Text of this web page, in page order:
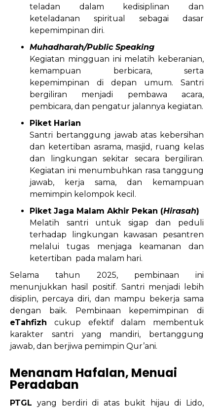
teladan dalam kedisiplinan dan
keteladanan spiritual sebagai dasar
kepemimpinan diri.
Muhadharah/Public Speaking
Kegiatan mingguan ini melatih keberanian,
kemampuan berbicara, serta
kepemimpinan di depan umum. Santri
bergiliran menjadi pembawa acara,
pembicara, dan pengatur jalannya kegiatan.
Piket Harian
Santri bertanggung jawab atas kebersihan
dan ketertiban asrama, masjid, ruang kelas
dan lingkungan sekitar secara bergiliran.
Kegiatan ini menumbuhkan rasa tanggung
jawab, kerja sama, dan kemampuan
memimpin kelompok kecil.
Piket Jaga Malam Akhir Pekan (Hirasah)
Melatih santri untuk sigap dan peduli
terhadap lingkungan kawasan pesantren
melalui tugas menjaga keamanan dan
ketertiban pada malam hari.
Selama tahun 2025, pembinaan ini
menunjukkan hasil positif. Santri menjadi lebih
disiplin, percaya diri, dan mampu bekerja sama
dengan baik. Pembinaan kepemimpinan di
eTahfizh cukup efektif dalam membentuk
karakter santri yang mandiri, bertanggung
jawab, dan berjiwa pemimpin Qur’ani.
Menanam Hafalan, Menuai
Peradaban
PTGL yang berdiri di atas bukit hijau di Lido,